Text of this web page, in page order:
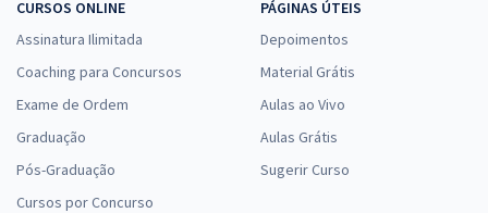
CURSOS ONLINE
Assinatura Ilimitada
Coaching para Concursos
Exame de Ordem
Graduação
Pós-Graduação
Cursos por Concurso
PÁGINAS ÚTEIS
Depoimentos
Material Grátis
Aulas ao Vivo
Aulas Grátis
Sugerir Curso